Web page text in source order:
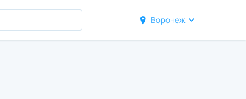
Воронеж